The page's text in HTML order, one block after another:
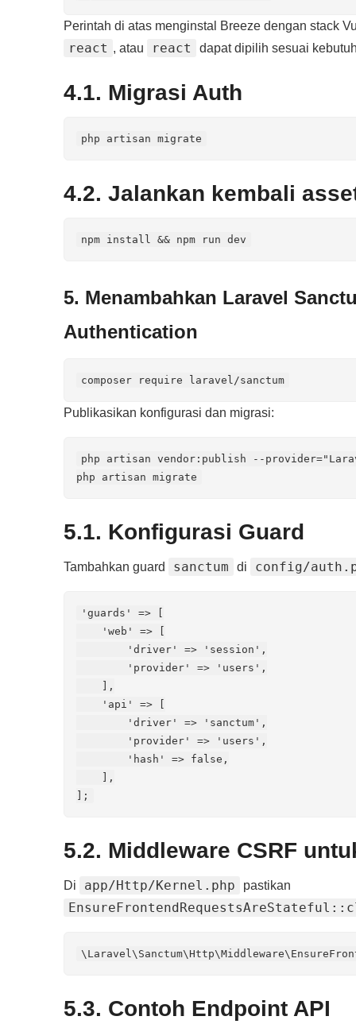
Perintah di atas menginstal Breeze dengan stack
react , atau react dapat dipilih sesuai
4.1. Migrasi Auth
php artisan migrate
4.2. Jalankan kembali
npm install && npm run dev
5. Menambahkan Laravel
Authentication
composer require laravel/sanctum
Publikasikan konfigurasi dan migrasi:
php artisan vendor:publish --
php artisan migrate
5.1. Konfigurasi Guard
Tambahkan guard sanctum di config/
'guards' => [
    'web' => [
        'driver' => 'session',
        'provider' => 'users',
    ],
    'api' => [
        'driver' => 'sanctum',
        'provider' => 'users',
        'hash' => false,
    ],
];
5.2. Middleware CSRF
Di app/Http/Kernel.php pastikan
5.3. Contoh Endpoint API